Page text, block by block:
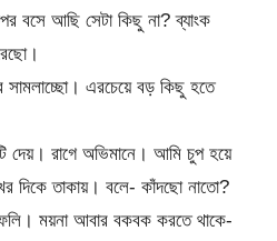
বসে আছি সেটা কিছু না? ব্যাংক
এরচেয়ে বড় কিছু হতে
দেয়। রাগে অভিমানে। আমি চুপ হয়ে
দিকে তাকায়। বলে- কাঁদছো নাতো?
ময়না আবার বকবক করতে থাকে-